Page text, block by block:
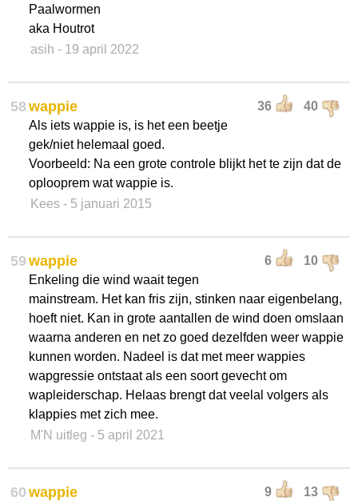
Paalwormen
aka Houtrot
asih - 19 april 2022
58 36 40
wappie
Als iets wappie is, is het een beetje
gek/niet helemaal goed.
Voorbeeld: Na een grote controle blijkt het te zijn dat de
oplooprem wat wappie is.
Kees - 5 januari 2015
59 6 10
wappie
Enkeling die wind waait tegen
mainstream. Het kan fris zijn, stinken naar eigenbelang,
hoeft niet. Kan in grote aantallen de wind doen omslaan
waarna anderen en net zo goed dezelfden weer wappie
kunnen worden. Nadeel is dat met meer wappies
wapgressie ontstaat als een soort gevecht om
wapleiderschap. Helaas brengt dat veelal volgers als
klappies met zich mee.
M'N uitleg - 5 april 2021
60 9 13
wappie